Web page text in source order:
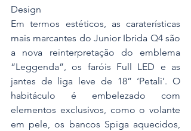
Design
Em termos estéticos, as caraterísticas
mais marcantes do Junior Ibrida Q4 são
a nova reinterpretação do emblema
“Leggenda”, os faróis Full LED e as
jantes de liga leve de 18” ‘Petali’. O
habitáculo é embelezado com
elementos exclusivos, como o volante
em pele, os bancos Spiga aquecidos,